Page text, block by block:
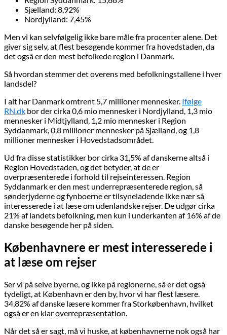
Sjælland: 8,92%
Nordjylland: 7,45%
Men vi kan selvfølgelig ikke bare måle fra procenter alene. Det
giver sig selv, at flest besøgende kommer fra hovedstaden, da
det også er den mest befolkede region i Danmark.
Så hvordan stemmer det overens med befolkningstallene i hver
landsdel?
I alt har Danmark omtrent 5,7 millioner mennesker. Ifølge
RN.dk bor der cirka 0,6 mio mennesker i Nordjylland, 1,3 mio
mennesker i Midtjylland, 1,2 mio mennesker i Region
Syddanmark, 0,8 millioner mennesker på Sjælland, og 1,8
millioner mennesker i Hovedstadsområdet.
Ud fra disse statistikker bor cirka 31,5% af danskerne altså i
Region Hovedstaden, og det betyder, at de er
overpræsenterede i forhold til rejseinteressen. Region
Syddanmark er den mest underrepræsenterede region, så
sønderjyderne og fynboerne er tilsyneladende ikke nær så
interesserede i at læse om udenlandske rejser. De udgør cirka
21% af landets befolkning, men kun i underkanten af 16% af de
danske besøgende her på siden.
Københavnere er mest interesserede i
at læse om rejser
Ser vi på selve byerne, og ikke på regionerne, så er det også
tydeligt, at København er den by, hvor vi har flest læsere.
34,82% af danske læsere kommer fra Storkøbenhavn, hvilket
også er en klar overrepræsentation.
Når det så er sagt, må vi huske, at københavnerne nok også har